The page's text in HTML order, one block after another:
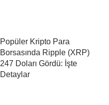
Popüler Kripto Para
Borsasında Ripple (XRP)
247 Doları Gördü: İşte
Detaylar